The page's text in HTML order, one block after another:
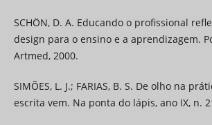
SCHÖN, D. A. Educando o profissional
design para o ensino e a aprendizagem.
Artmed, 2000.
SIMÕES, L. J.; FARIAS, B. S. De olho na
escrita vem. Na ponta do lápis, ano IX, n.